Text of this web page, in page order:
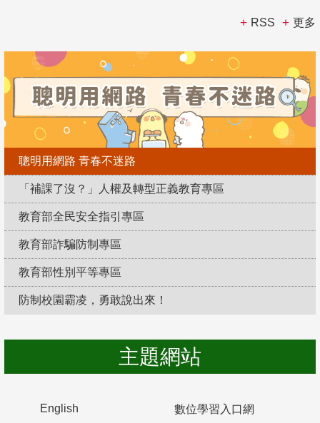
RSS 更多
聰明用網路 青春不迷路
「補課了沒？」人權及轉型正義教育專區
教育部全民安全指引專區
教育部詐騙防制專區
教育部性別平等專區
防制校園霸凌，勇敢說出來！
主題網站
English 數位學習入口網